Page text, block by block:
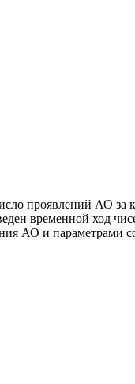
проявлений АО за
временной ход
АО и параметрами